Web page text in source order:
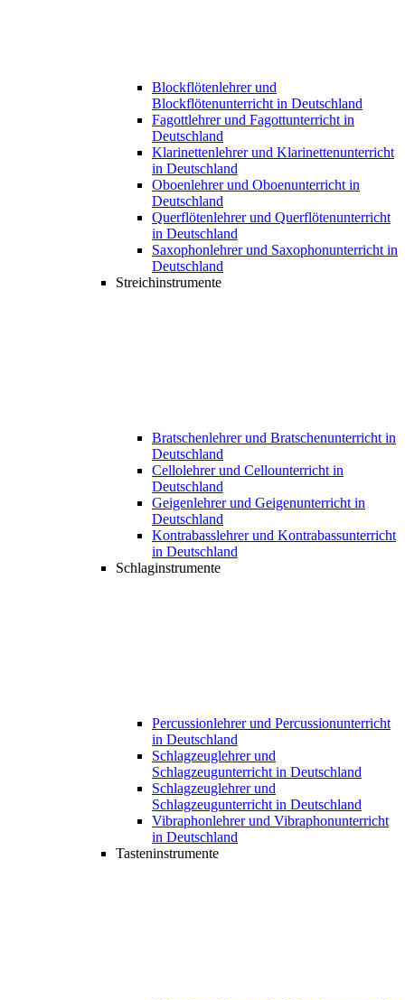
Blockflötenlehrer und
Blockflötenunterricht in Deutschland
Fagottlehrer und Fagottunterricht in
Deutschland
Klarinettenlehrer und Klarinettenunterricht
in Deutschland
Oboenlehrer und Oboenunterricht in
Deutschland
Querflötenlehrer und Querflötenunterricht
in Deutschland
Saxophonlehrer und Saxophonunterricht in
Deutschland
Streichinstrumente
Bratschenlehrer und Bratschenunterricht in
Deutschland
Cellolehrer und Cellounterricht in
Deutschland
Geigenlehrer und Geigenunterricht in
Deutschland
Kontrabasslehrer und Kontrabassunterricht
in Deutschland
Schlaginstrumente
Percussionlehrer und Percussionunterricht
in Deutschland
Schlagzeuglehrer und
Schlagzeugunterricht in Deutschland
Schlagzeuglehrer und
Schlagzeugunterricht in Deutschland
Vibraphonlehrer und Vibraphonunterricht
in Deutschland
Tasteninstrumente